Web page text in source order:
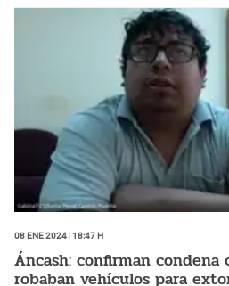
08 Ene 2024 | 18:47 h
Áncash: confirman
robaban vehículos para